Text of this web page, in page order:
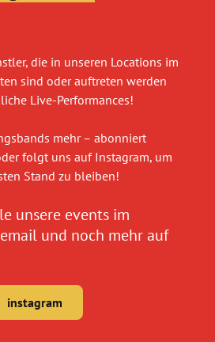
o
n
die in unseren Locations im
sind oder auftreten werden
Live-Performances!
mehr – abonniert
folgt uns auf Instagram, um
Stand zu bleiben!
unsere events im
und noch mehr auf
instagram